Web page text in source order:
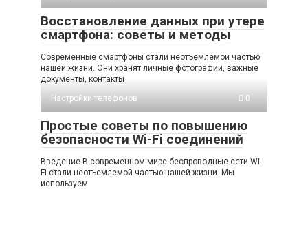
Восстановление данных при утере
смартфона: советы и методы
Современные смартфоны стали неотъемлемой частью
нашей жизни. Они хранят личные фотографии, важные
документы, контакты
Настройки телефонов
0
Простые советы по повышению
безопасности Wi-Fi соединений
Введение В современном мире беспроводные сети Wi-
Fi стали неотъемлемой частью нашей жизни. Мы
используем